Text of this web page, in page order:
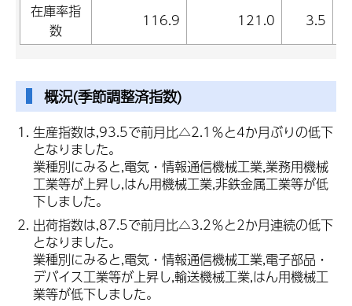
在庫率指
数
116.9 121.0 3.5
概況(季節調整済指数)
生産指数は,93.5で前月比△2.1％と4か月ぶりの低下
となりました。
業種別にみると,電気・情報通信機械工業,業務用機械
工業等が上昇し,はん用機械工業,非鉄金属工業等が低
下しました。
出荷指数は,87.5で前月比△3.2％と2か月連続の低下
となりました。
業種別にみると,電気・情報通信機械工業,電子部品・
デバイス工業等が上昇し,輸送機械工業,はん用機械工
業等が低下しました。